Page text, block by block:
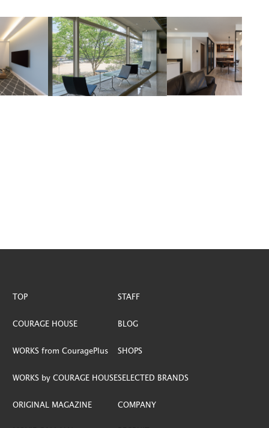
TOP
COURAGE HOUSE
WORKS from CouragePlus
WORKS by COURAGE HOUSE
ORIGINAL MAGAZINE
STAFF
BLOG
SHOPS
SELECTED BRANDS
COMPANY